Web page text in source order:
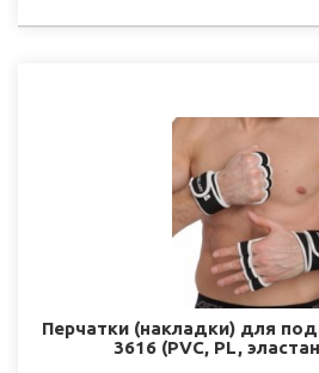
Перчатки (накладки) для
3616 (PVC, PL,